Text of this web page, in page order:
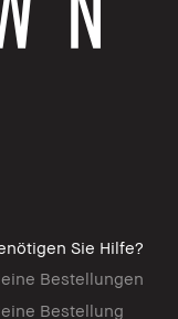
Sie Hilfe?
Bestellungen
Bestellung